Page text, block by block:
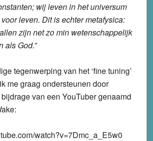
wij leven in het universum
leven. Dit is echter metafysica:
zijn net zo min wetenschappelijk
als God.”
tegenwerping van het ‘fine tuning’
me graag ondersteunen door
van een YouTuber genaamd
watch?v=7Dmc_a_E5w0